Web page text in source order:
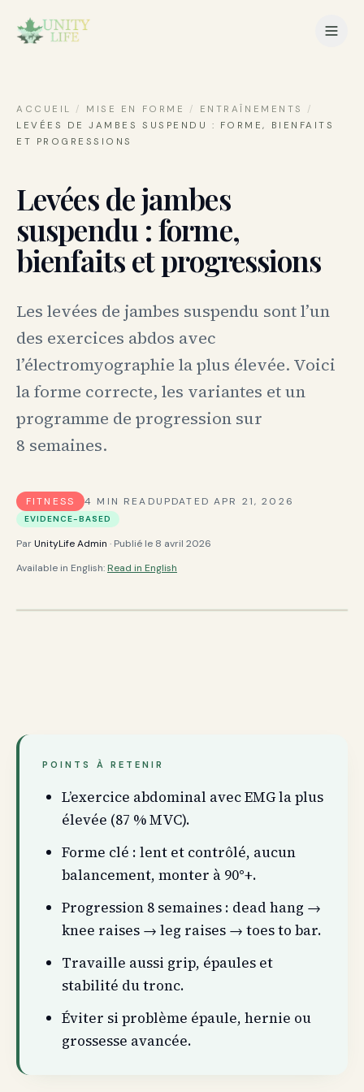
ACCUEIL / MISE EN FORME / ENTRAÎNEMENTS
/
LEVÉES DE JAMBES SUSPENDU : FORME, BIENFAITS
ET PROGRESSIONS
Levées de jambes
suspendu : forme,
bienfaits et progressions
Les levées de jambes suspendu sont l’un
des exercices abdos avec
l’électromyographie la plus élevée. Voici
la forme correcte, les variantes et un
programme de progression sur
8 semaines.
FITNESS 4 MIN READUPDATED APR 21, 2026
EVIDENCE-BASED
ParUnityLife Admin · Publié le 8 avril 2026
Available in English: Read in English
POINTS À RETENIR
L’exercice abdominal avec EMG la plus
élevée (87 % MVC).
Forme clé : lent et contrôlé, aucun
balancement, monter à 90°+.
Progression 8 semaines : dead hang →
knee raises → leg raises → toes to bar.
Travaille aussi grip, épaules et
stabilité du tronc.
Éviter si problème épaule, hernie ou
grossesse avancée.